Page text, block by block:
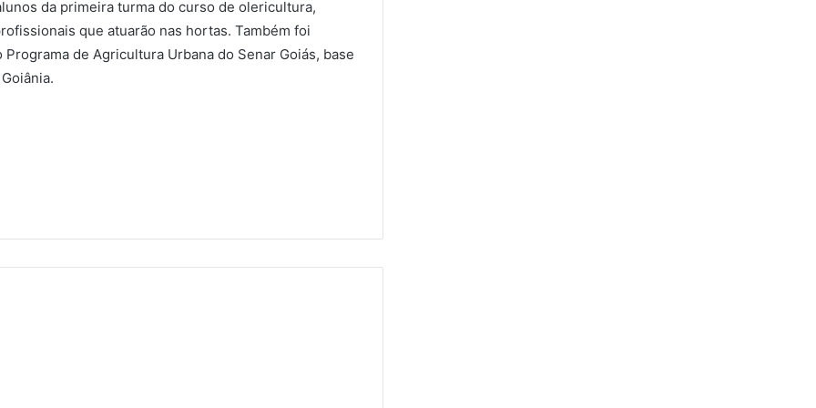
da primeira turma do curso de olericultura,
que atuarão nas hortas. Também foi
de Agricultura Urbana do Senar Goiás, base